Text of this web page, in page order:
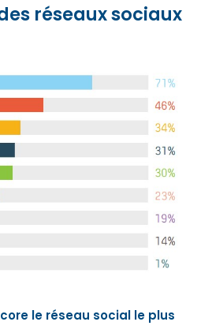
réseaux sociaux
le réseau social le plus